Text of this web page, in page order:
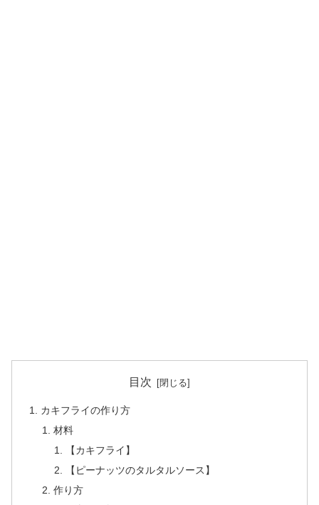
目次
カキフライの作り方
材料
【カキフライ】
【ピーナッツのタルタルソース】
作り方